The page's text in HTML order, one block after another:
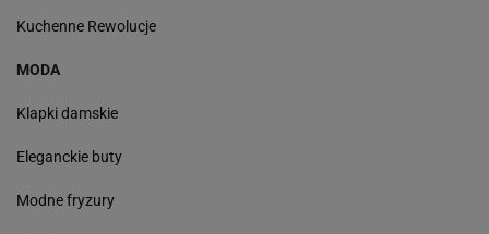
Kuchenne Rewolucje
MODA
Klapki damskie
Eleganckie buty
Modne fryzury